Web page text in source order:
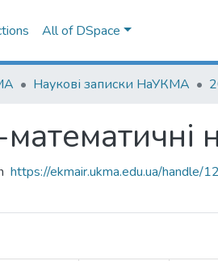
All of DSpace
Наукові записки НаУКМА
https://ekmair.ukma.edu.ua/